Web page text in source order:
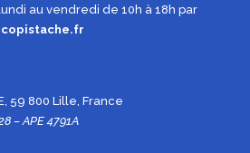
au vendredi de 10h à 18h par
59 800 Lille, France
– APE 4791A